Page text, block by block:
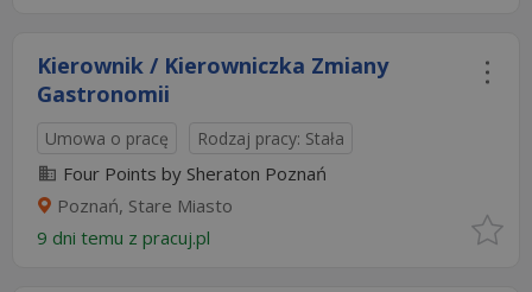
Kierownik / Kierowniczka Zmiany
Gastronomii
Umowa o pracę Rodzaj pracy: Stała
Four Points by Sheraton Poznań
Poznań, Stare Miasto
9 dni temu z pracuj.pl